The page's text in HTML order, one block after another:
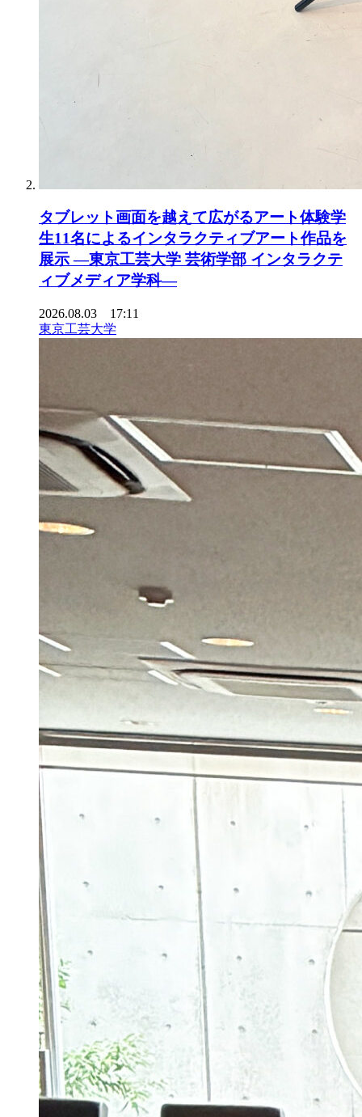
タブレット画面を越えて広がるアート体験学
生11名によるインタラクティブアート作品を
展示 ―東京工芸大学 芸術学部 インタラクテ
ィブメディア学科―
2026.08.03 17:11
東京工芸大学